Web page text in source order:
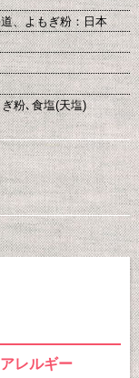
、よもぎ粉：日本
粉､食塩(天塩)
レルギー